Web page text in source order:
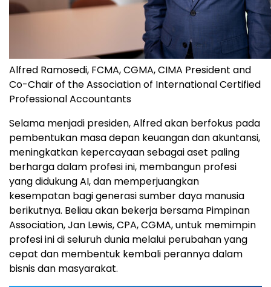
Alfred Ramosedi, FCMA, CGMA, CIMA President and
Co-Chair of the Association of International Certified
Professional Accountants
Selama menjadi presiden, Alfred akan berfokus pada
pembentukan masa depan keuangan dan akuntansi,
meningkatkan kepercayaan sebagai aset paling
berharga dalam profesi ini, membangun profesi
yang didukung AI, dan memperjuangkan
kesempatan bagi generasi sumber daya manusia
berikutnya. Beliau akan bekerja bersama Pimpinan
Association, Jan Lewis, CPA, CGMA, untuk memimpin
profesi ini di seluruh dunia melalui perubahan yang
cepat dan membentuk kembali perannya dalam
bisnis dan masyarakat.